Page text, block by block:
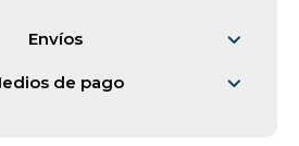
Envíos
de pago